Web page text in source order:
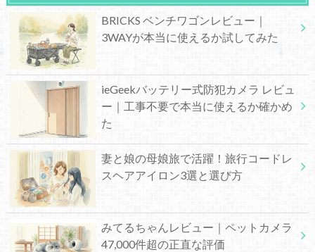
BRICKS ベンチワゴンレビュー｜
3WAYが本当に使えるか試してみた
ieGeekバッテリー式防犯カメラ レビュ
ー｜工事不要で本当に使えるか確かめ
た
妻と娘の母娘旅で活躍！旅行コードレ
スヘアアイロン3選と選び方
みてるちゃんレビュー｜ペットカメラ
47,000件超の正直な評価